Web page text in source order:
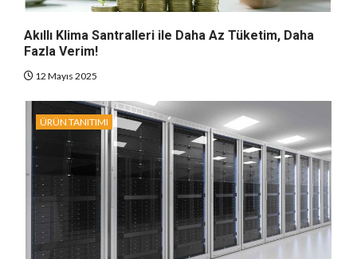
Akıllı Klima Santralleri ile Daha Az Tüketim, Daha
Fazla Verim!
12 Mayıs 2025
ÜRÜN TANITIMI